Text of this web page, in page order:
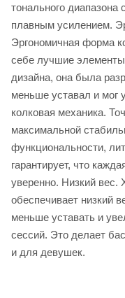
тонального
плавным усилением.
Эргономичная форма
себе лучшие элементы
дизайна, она была
меньше уставал и мог
колковая механика.
максимальной
функциональности,
гарантирует, что
уверенно. Низкий
обеспечивает низкий
меньше уставать и
сессий. Это делает
и для девушек.